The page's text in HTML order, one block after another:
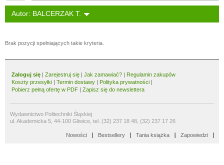
Autor: BALCERZAK T.
Brak pozycji spełniających takie kryteria.
Zaloguj się | Zarejestruj się | Jak zamawiać? | Regulamin zakupów
Koszty przesyłki | Termin dostawy | Polityka prywatności |
Pobierz pełną ofertę w PDF | Zapisz się do newslettera
Wydawnictwo Politechniki Śląskiej
ul. Akademicka 5, 44-100 Gliwice, tel. (32) 237 18 48, (32) 237 17 26
Nowości Bestsellery Tania książka Zapowiedzi